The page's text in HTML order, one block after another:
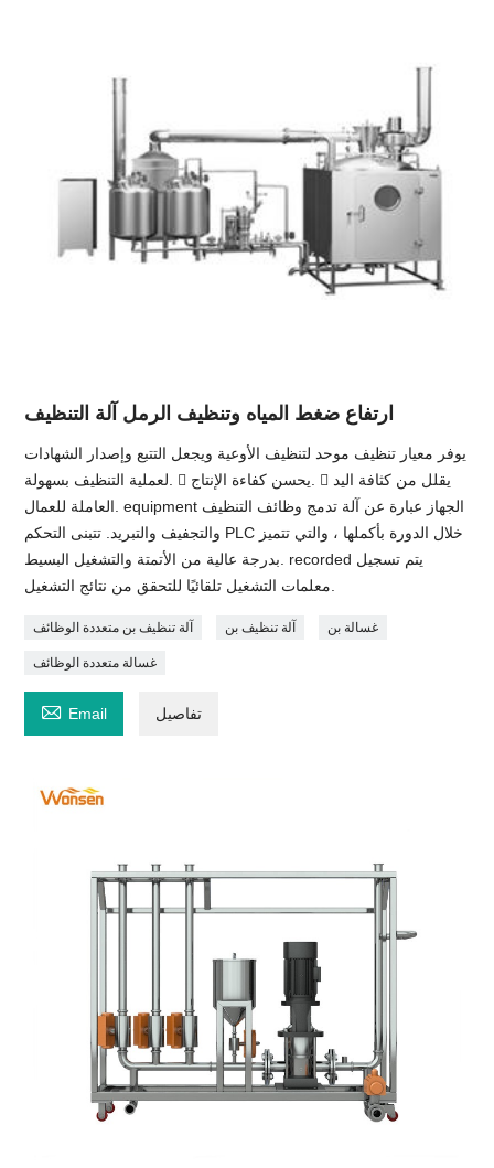
ارتفاع ضغط المياه وتنظيف الرمل آلة التنظيف
يوفر معيار تنظيف موحد لتنظيف الأوعية ويجعل التتبع وإصدار الشهادات
لعملية التنظيف بسهولة.  يحسن كفاءة الإنتاج.  يقلل من كثافة اليد
العاملة للعمال. equipment الجهاز عبارة عن آلة تدمج وظائف التنظيف
والتجفيف والتبريد. تتبنى التحكم PLC خلال الدورة بأكملها ، والتي تتميز
بدرجة عالية من الأتمتة والتشغيل البسيط. recorded يتم تسجيل
آلة تنظيف بن متعددة الوظائف آلة تنظيف بن غسالة بن
غسالة متعددة الوظائف
 Email تفاصيل